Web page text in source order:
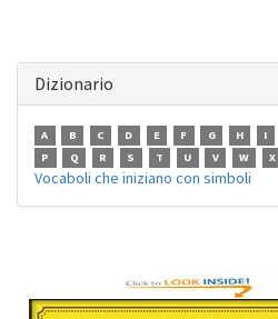
Dizionario
A B C D E F G H I
P
Q R S T U V W X
Vocaboli che iniziano con simboli